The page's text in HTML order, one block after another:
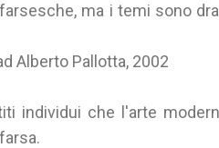
ma i temi sono
Alberto Pallotta, 2002
individui che l'arte